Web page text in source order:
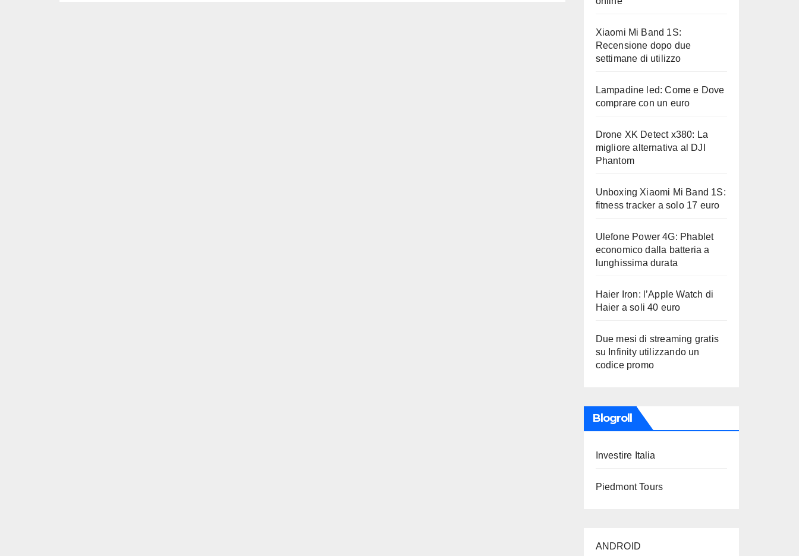
Xiaomi Mi Band 1S:
Recensione dopo due
settimane di utilizzo
Lampadine led: Come e Dove
comprare con un euro
Drone XK Detect x380: La
migliore alternativa al DJI
Phantom
Unboxing Xiaomi Mi Band 1S:
fitness tracker a solo 17 euro
Ulefone Power 4G: Phablet
economico dalla batteria a
lunghissima durata
Haier Iron: l’Apple Watch di
Haier a soli 40 euro
Due mesi di streaming gratis
su Infinity utilizzando un
codice promo
Blogroll
Investire Italia
Piedmont Tours
ANDROID